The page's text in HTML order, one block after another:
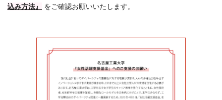
込み方法』
をご確認お願いいたします。